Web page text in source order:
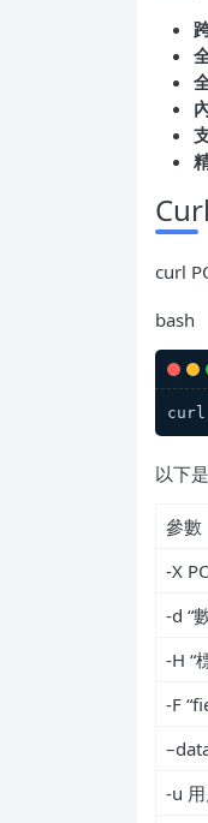
curl
bash
curl
以下
參數
-X
-d “
-H “
-F
-u